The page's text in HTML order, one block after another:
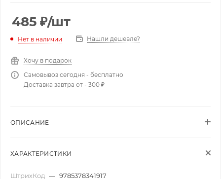
485 ₽/шт
Нет в наличии Нашли дешевле?
Хочу в подарок
Самовывоз сегодня - бесплатно
Доставка завтра от - 300 ₽
ОПИСАНИЕ
ХАРАКТЕРИСТИКИ
ШтрихКод — 9785378341917